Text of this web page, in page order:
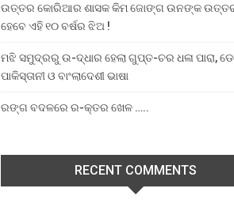
ଉତ୍ତର କୋରିଆର ଶାସକ କିମ ଜୋଙ୍ଗ ଉନଙ୍କ
ହେବେ ଏହି ୧୦ ବର୍ଷର ଝିଅ !
ମଝି ସମୁଦ୍ରରୁ ଉ-ଦ୍ଧାର ହେଲା ଗୁପ୍ତ-ଚର ଧଳା ପାରା,
ପାକିସ୍ତାନୀ ଓ ବାଂଲାଦେଶୀ ଭାଷା
ରଙ୍ଗ ବଦଳରେ ର-କ୍ତର ଖେଳ …..
RECENT COMMENTS